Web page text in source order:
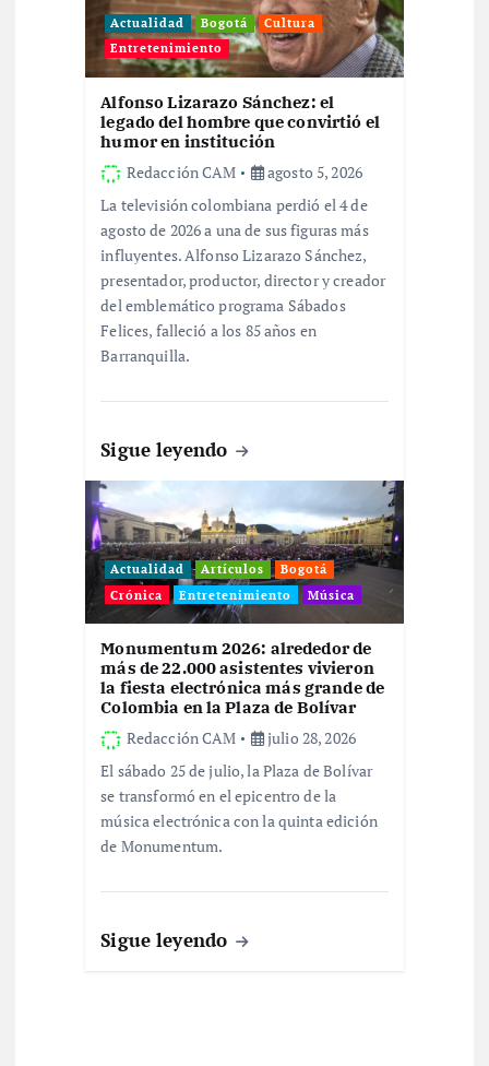
Actualidad Bogotá
Cultura
Entretenimiento
Alfonso Lizarazo Sánchez: el
legado del hombre que convirtió el
humor en institución
Redacción CAM
agosto 5, 2026
La televisión colombiana perdió el 4 de
agosto de 2026 a una de sus figuras más
influyentes. Alfonso Lizarazo Sánchez,
presentador, productor, director y creador
del emblemático programa Sábados
Felices, falleció a los 85 años en
Barranquilla.
Sigue leyendo
Actualidad Artículos
Bogotá
Crónica
Entretenimiento Música
Monumentum 2026: alrededor de
más de 22.000 asistentes vivieron
la fiesta electrónica más grande de
Colombia en la Plaza de Bolívar
Redacción CAM
julio 28, 2026
El sábado 25 de julio, la Plaza de Bolívar
se transformó en el epicentro de la
música electrónica con la quinta edición
de Monumentum.
Sigue leyendo